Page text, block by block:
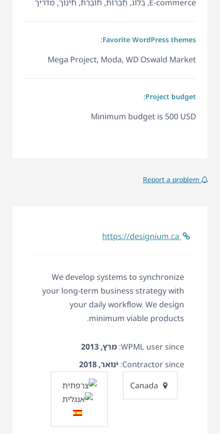
E-commerce, בלוג, חֲבֵרוּת, חוֹבֶרֶת, חינוך, מדריך
Favorite WordPress themes:
Mega Project, Moda, WD Oswald Market
Project budget:
Minimum budget is 500 USD
We develop systems to synchronize
your long-term business strategy with
your daily workflow. We design
minimum viable products.
WPML user since: מרץ, 2013
Contractor since: ינואר, 2018